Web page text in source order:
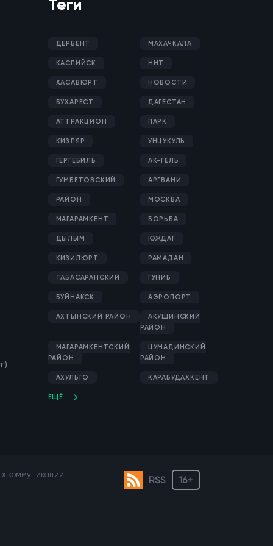
Теги
ДЕРБЕНТ МАХАЧКАЛА
КАСПИЙСК ННТ
ХАСАВЮРТ НОВОСТИ
БУХАРЕСТ ДАГЕСТАН
АТТРАКЦИОН ПАРК
КИЗЛЯР УНЦУКУЛЬ
ГЕРГЕБИЛЬ АК-ГЕЛЬ
ГУМБЕТОВСКИЙ АРГВАНИ
РАЙОН МОСКВА
МАГАРАМКЕНТ БОРЬБА
ДЫЛЫМ ЮЖДАГ
КИЗИЛЮРТ РАМАДАН
ТАБАСАРАНСКИЙ ГУНИБ
БУЙНАКСК АЭРОПОРТ
АХТЫНСКИЙ РАЙОН
АКУШИНСКИЙ
РАЙОН
МАГАРАМКЕНТСКИЙ
РАЙОН
ЦУМАДИНСКИЙ
РАЙОН
АХУЛЬГО КАРАБУДАХКЕНТ
ЕЩЁ
коммуникаций RSS 16+